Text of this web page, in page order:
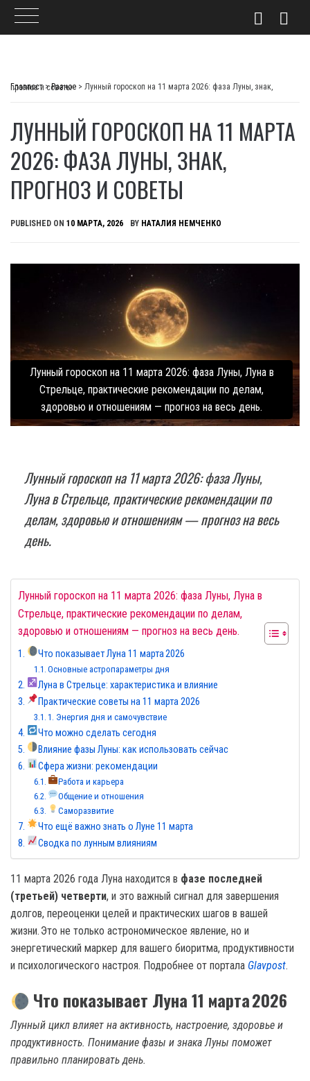
Главпост>Разное >
Лунный гороскоп на 11 марта 2026: фаза Луны, знак, прогноз и советы
ЛУННЫЙ ГОРОСКОП НА 11 МАРТА
2026: ФАЗА ЛУНЫ, ЗНАК,
ПРОГНОЗ И СОВЕТЫ
PUBLISHED ON 10 МАРТА, 2026 BY НАТАЛИЯ НЕМЧЕНКО
Лунный гороскоп на 11 марта 2026: фаза Луны, Луна в
Стрельце, практические рекомендации по делам,
здоровью и отношениям — прогноз на весь день.
Лунный гороскоп на 11 марта 2026: фаза Луны,
Луна в Стрельце, практические рекомендации по
делам, здоровью и отношениям — прогноз на весь
день.
Лунный гороскоп на 11 марта 2026: фаза Луны, Луна в
Стрельце, практические рекомендации по делам,
здоровью и отношениям — прогноз на весь день.
Что показывает Луна 11 марта 2026
Основные астропараметры дня
Луна в Стрельце: характеристика и влияние
Практические советы на 11 марта 2026
1. Энергия дня и самочувствие
Что можно сделать сегодня
Влияние фазы Луны: как использовать сейчас
Сфера жизни: рекомендации
Работа и карьера
Общение и отношения
Саморазвитие
Что ещё важно знать о Луне 11 марта
Сводка по лунным влияниям
11 марта 2026 года Луна находится в фазе последней
(третьей) четверти, и это важный сигнал для завершения
долгов, переоценки целей и практических шагов в вашей
жизни. Это не только астрономическое явление, но и
энергетический маркер для вашего биоритма, продуктивности
и психологического настроя. Подробнее от портала Glavpost.
Что показывает Луна 11 марта 2026
Лунный цикл влияет на активность, настроение, здоровье и
продуктивность. Понимание фазы и знака Луны поможет
правильно планировать день.